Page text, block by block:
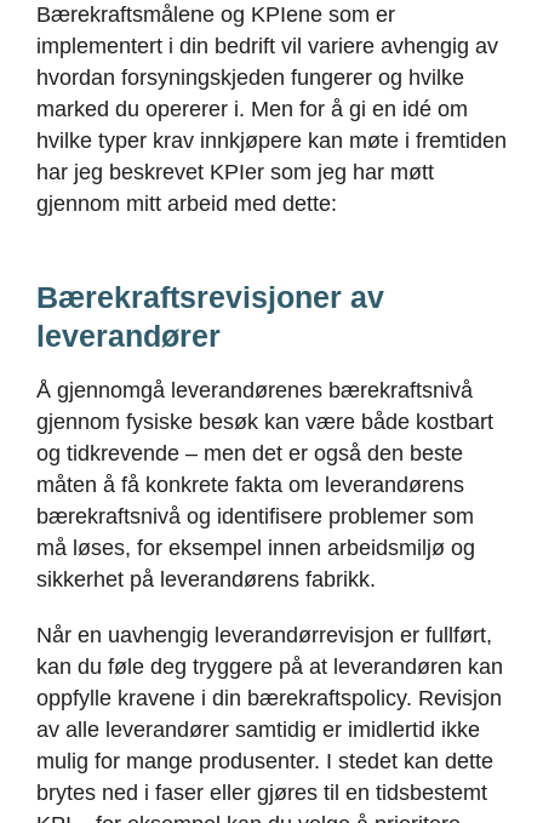
Bærekraftsmålene og KPIene som er
implementert i din bedrift vil variere avhengig av
hvordan forsyningskjeden fungerer og hvilke
marked du opererer i. Men for å gi en idé om
hvilke typer krav innkjøpere kan møte i fremtiden
har jeg beskrevet KPIer som jeg har møtt
gjennom mitt arbeid med dette:
Bærekraftsrevisjoner av
leverandører
Å gjennomgå leverandørenes bærekraftsnivå
gjennom fysiske besøk kan være både kostbart
og tidkrevende – men det er også den beste
måten å få konkrete fakta om leverandørens
bærekraftsnivå og identifisere problemer som
må løses, for eksempel innen arbeidsmiljø og
sikkerhet på leverandørens fabrikk.
Når en uavhengig leverandørrevisjon er fullført,
kan du føle deg tryggere på at leverandøren kan
oppfylle kravene i din bærekraftspolicy. Revisjon
av alle leverandører samtidig er imidlertid ikke
mulig for mange produsenter. I stedet kan dette
brytes ned i faser eller gjøres til en tidsbestemt